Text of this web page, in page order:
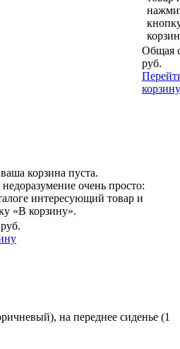
Общая
руб.
корзину
корзина пуста.
очень просто:
интересующий товар и
«В корзину».
на переднее сиденье (1